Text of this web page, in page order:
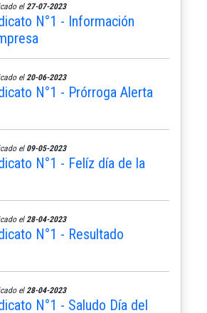
el 27-07-2023
N°1 - Información
el 20-06-2023
N°1 - Prórroga Alerta
el 09-05-2023
N°1 - Felíz día de la
el 28-04-2023
N°1 - Resultado
el 28-04-2023
N°1 - Saludo Día del